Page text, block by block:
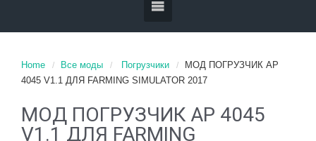
Home Все моды Погрузчики
МОД ПОГРУЗЧИК AP
4045 V1.1 ДЛЯ FARMING SIMULATOR 2017
МОД ПОГРУЗЧИК AP 4045
V1.1 ДЛЯ FARMING